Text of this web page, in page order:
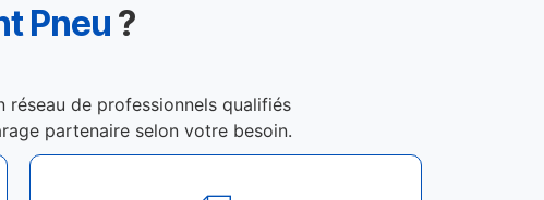
Pneu ?
réseau de professionnels qualifiés
partenaire selon votre besoin.